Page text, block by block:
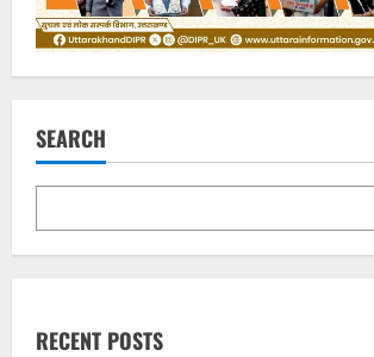
SEARCH
RECENT POSTS